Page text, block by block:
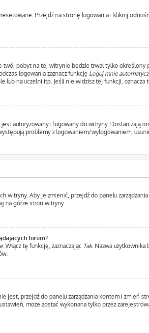
Przejdź na stronę logowania i kliknij
twój pobyt na tej witrynie będzie trwał tylko określony
logowania zaznacz funkcję Loguj mnie
na uczelni itp. Jeśli nie widzisz tej funkcji, oznacza
autoryzowany i logowany do witryny. Dostarczają
problemy z logowaniem/wylogowaniem,
Aby je zmienić, przejdź do panelu
na górze stron witryny.
forum?
. Włącz tę funkcję, zaznaczając Tak. Nazwa
przejdź do panelu zarządzania kontem i zmień
może zostać wykonana tylko przez